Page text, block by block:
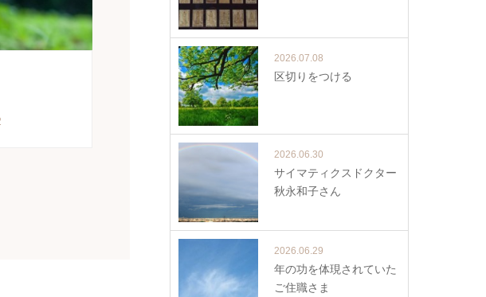
2026.07.08
区切りをつける
2026.06.30
サイマティクスドクター
秋永和子さん
2026.06.29
年の功を体現されていた
ご住職さま